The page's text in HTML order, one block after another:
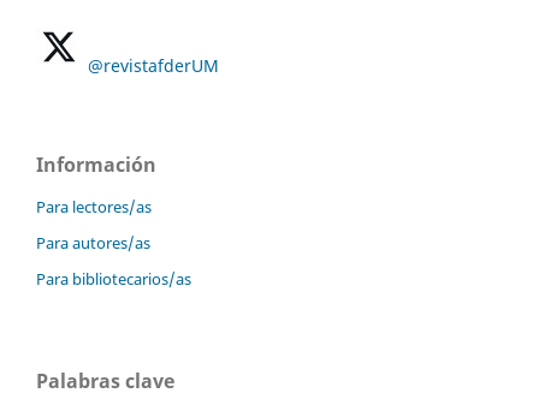
@revistafderUM
Información
Para lectores/as
Para autores/as
Para bibliotecarios/as
Palabras clave